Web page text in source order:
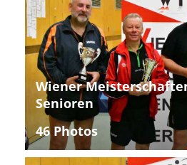
Wiener
Senioren
46 Photos